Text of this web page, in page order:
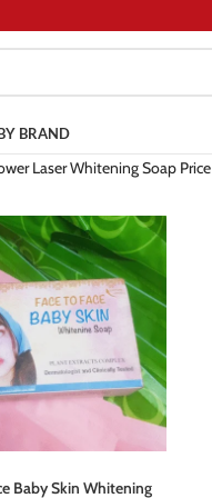
BRAND
Laser Whitening Soap Price
Baby Skin Whitening